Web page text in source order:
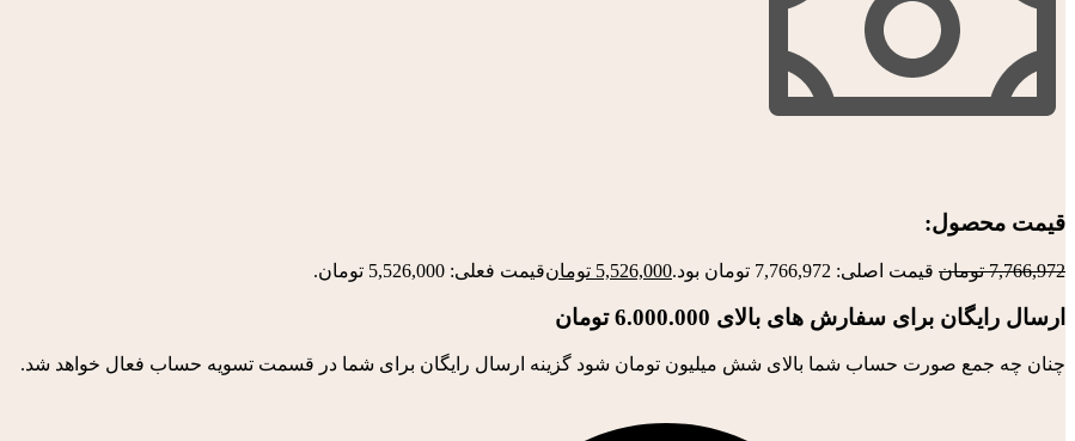
قیمت محصول:​
7,766,972 تومان قیمت اصلی: 7,766,972 تومان بود. 5,526,000 تومانقیمت فعلی: 5,526,000 تومان.
ارسال رایگان برای سفارش های بالای 6.000.000 تومان
چنان چه جمع صورت حساب شما بالای شش میلیون تومان شود گزینه ارسال رایگان برای شما در قسمت تسویه حساب فعال خواهد شد.